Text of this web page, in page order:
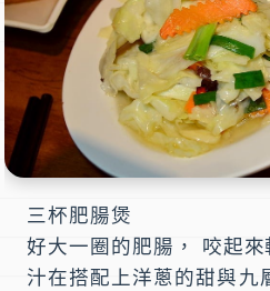
三杯肥腸煲
好大一圈的肥腸， 咬起
汁在搭配上洋蔥的甜與九